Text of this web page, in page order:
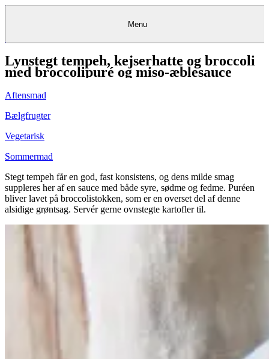
Kantine KantineKantine
FrokostordningFrokostordningFrokostordning
CateringCatering&& Events EventsCatering & Events
Madkurser
& Teambuilding
Opskrifter
RestauranterRestauranter&&BagerierBagerier Restauranter &
Bagerier
FoodserviceFoodserviceFoodservice
Detail
Projekter
rådgivning
Eventkalender
KøbKøbgavekortgavekortKøb gavekort
KundeserviceKundeserviceKundeservice
Menu
Lynstegt tempeh, kejserhatte og broccoli
med broccolipuré og miso-æblesauce
Aftensmad
Bælgfrugter
Vegetarisk
Sommermad
Stegt tempeh får en god, fast konsistens, og dens milde smag
suppleres her af en sauce med både syre, sødme og fedme. Puréen
bliver lavet på broccolistokken, som er en overset del af denne
alsidige grøntsag. Servér gerne ovnstegte kartofler til.